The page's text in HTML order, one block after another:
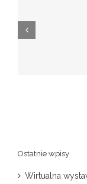
Ostatnie wpisy
Wirtualna